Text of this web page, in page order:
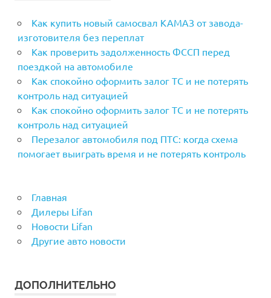
Как купить новый самосвал КАМАЗ от завода-
изготовителя без переплат
Как проверить задолженность ФССП перед
поездкой на автомобиле
Как спокойно оформить залог ТС и не потерять
контроль над ситуацией
Как спокойно оформить залог ТС и не потерять
контроль над ситуацией
Перезалог автомобиля под ПТС: когда схема
помогает выиграть время и не потерять контроль
Главная
Дилеры Lifan
Новости Lifan
Другие авто новости
ДОПОЛНИТЕЛЬНО